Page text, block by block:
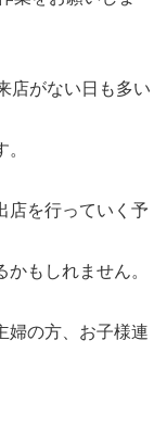
店がない日も多い
店を行っていく予
もしれません。
婦の方、お子様連